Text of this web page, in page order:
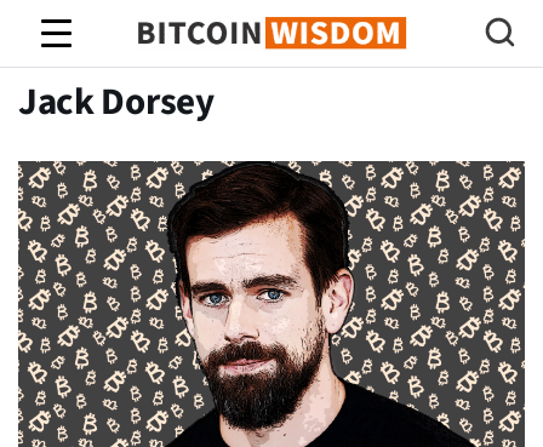
Bitcoin-wijsheid
Jack Dorsey